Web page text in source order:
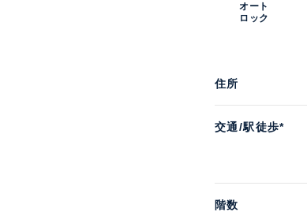
オート
ロック
住所
交通/駅徒歩*
階数